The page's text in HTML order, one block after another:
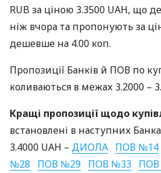
RUB за ціною 3.3500 UAH, що
ніж вчора та пропонують за
дешевше на 4.00 коп.
Пропозиції Банків й ПОВ по
коливаються в межах 3.2000 –
Кращі пропозиції щодо
встановлені в наступних
3.4000 UAH – ДИОЛА ПОВ №14
№28
ПОВ №29 ПОВ №33 ПОВ